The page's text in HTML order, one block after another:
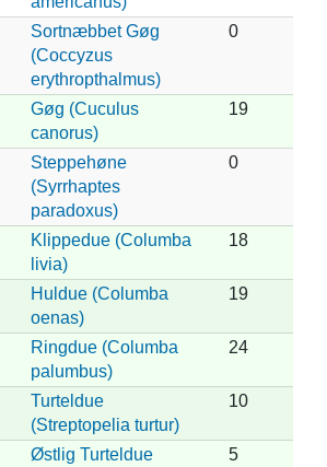
Sortnæbbet Gøg
(Coccyzus
erythropthalmus)
0
Gøg (Cuculus
canorus)
19
Steppehøne
(Syrrhaptes
paradoxus)
0
Klippedue (Columba
livia)
18
Huldue (Columba
oenas)
19
Ringdue (Columba
palumbus)
24
Turteldue
(Streptopelia turtur)
10
Østlig Turteldue
5